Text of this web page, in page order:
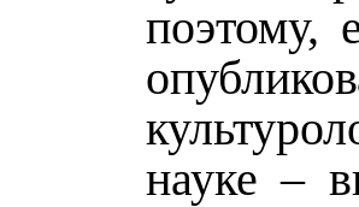
поэтому,
науке –